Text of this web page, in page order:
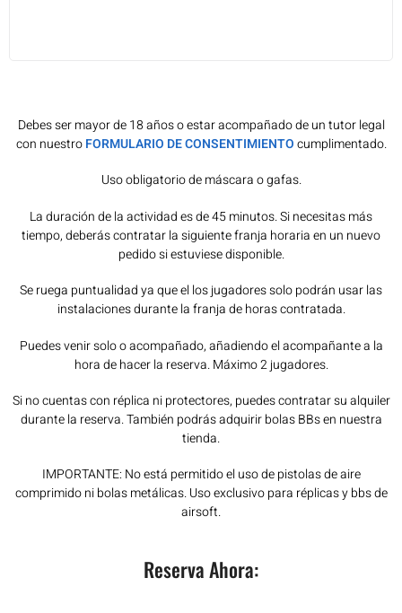
Debes ser mayor de 18 años o estar acompañado de un tutor legal
con nuestroFORMULARIO DE CONSENTIMIENTOcumplimentado.
Uso obligatorio de máscara o gafas.
La duración de la actividad es de 45 minutos. Si necesitas más
tiempo, deberás contratar la siguiente franja horaria en un nuevo
pedido si estuviese disponible.
Se ruega puntualidad ya que el los jugadores solo podrán usar las
instalaciones durante la franja de horas contratada.
Puedes venir solo o acompañado, añadiendo el acompañante a la
hora de hacer la reserva. Máximo 2 jugadores.
Si no cuentas con réplica ni protectores, puedes contratar su alquiler
durante la reserva. También podrás adquirir bolas BBs en nuestra
tienda.
IMPORTANTE: No está permitido el uso de pistolas de aire
comprimido ni bolas metálicas. Uso exclusivo para réplicas y bbs de
airsoft.
Reserva Ahora: